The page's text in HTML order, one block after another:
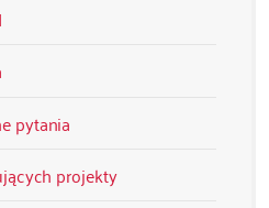
pytania
projekty